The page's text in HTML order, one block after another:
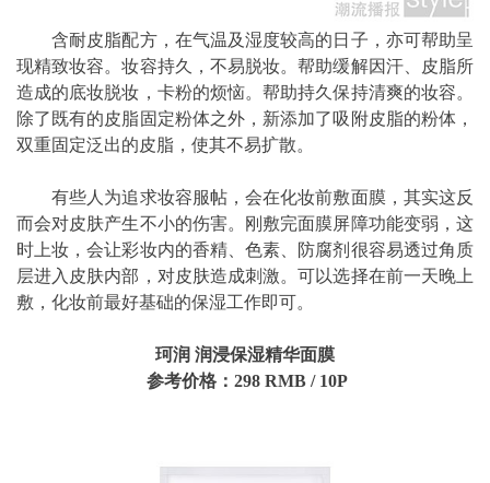
含耐皮脂配方，在气温及湿度较高的日子，亦可帮助呈
现精致妆容。妆容持久，不易脱妆。帮助缓解因汗、皮脂所
造成的底妆脱妆，卡粉的烦恼。帮助持久保持清爽的妆容。
除了既有的皮脂固定粉体之外，新添加了吸附皮脂的粉体，
双重固定泛出的皮脂，使其不易扩散。
有些人为追求妆容服帖，会在化妆前敷面膜，其实这反
而会对皮肤产生不小的伤害。刚敷完面膜屏障功能变弱，这
时上妆，会让彩妆内的香精、色素、防腐剂很容易透过角质
层进入皮肤内部，对皮肤造成刺激。可以选择在前一天晚上
敷，化妆前最好基础的保湿工作即可。
珂润 润浸保湿精华面膜
参考价格： 298 RMB / 10P